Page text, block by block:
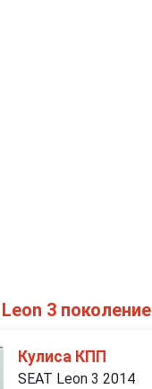
3 поколение
Кулиса КПП
SEAT Leon 3 2014